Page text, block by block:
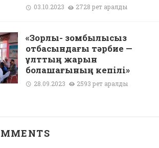
03.10.2023 2728 рет қаралды
«Зорлық- зомбылықсыз
отбасындағы тәрбие —
ұлттың жарқын
болашағының кепілі»
28.09.2023 2593 рет қаралды